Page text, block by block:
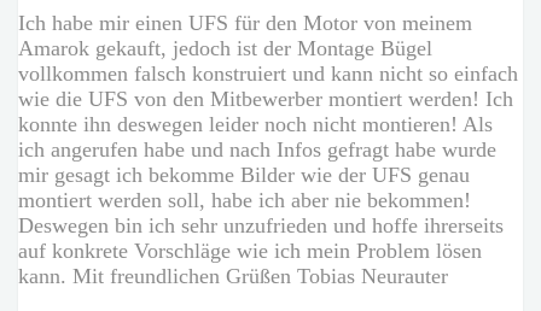
Ich habe mir einen UFS für den Motor von meinem
Amarok gekauft, jedoch ist der Montage Bügel
vollkommen falsch konstruiert und kann nicht so einfach
wie die UFS von den Mitbewerber montiert werden! Ich
konnte ihn deswegen leider noch nicht montieren! Als
ich angerufen habe und nach Infos gefragt habe wurde
mir gesagt ich bekomme Bilder wie der UFS genau
montiert werden soll, habe ich aber nie bekommen!
Deswegen bin ich sehr unzufrieden und hoffe ihrerseits
auf konkrete Vorschläge wie ich mein Problem lösen
kann. Mit freundlichen Grüßen Tobias Neurauter